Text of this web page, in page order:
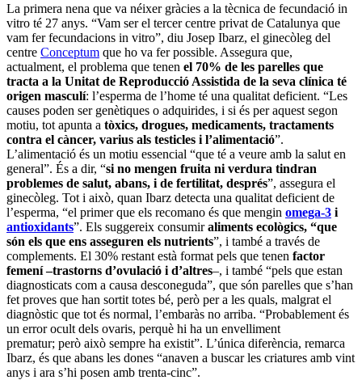
La primera nena que va néixer gràcies a la tècnica de fecundació in
vitro té 27 anys. “Vam ser el tercer centre privat de Catalunya que
vam fer fecundacions in vitro”, diu Josep Ibarz, el ginecòleg del
centre Conceptum que ho va fer possible. Assegura que,
actualment, el problema que tenen el 70% de les parelles que
tracta a la Unitat de Reproducció Assistida de la seva clínica té
origen masculí: l’esperma de l’home té una qualitat deficient. “Les
causes poden ser genètiques o adquirides, i si és per aquest segon
motiu, tot apunta a tòxics, drogues, medicaments, tractaments
contra el càncer, varius als testicles i l’alimentació”.
L’alimentació és un motiu essencial “que té a veure amb la salut en
general”. És a dir, “si no mengen fruita ni verdura tindran
problemes de salut, abans, i de fertilitat, després”, assegura el
ginecòleg. Tot i això, quan Ibarz detecta una qualitat deficient de
l’esperma, “el primer que els recomano és que mengin omega-3 i
antioxidants”. Els suggereix consumiraliments ecològics, “que
són els que ens asseguren els nutrients”, i també a través de
complements. El 30% restant està format pels que tenen factor
femení –trastorns d’ovulació i d’altres–, i també “pels que estan
diagnosticats com a causa desconeguda”, que són parelles que s’han
fet proves que han sortit totes bé, però per a les quals, malgrat el
diagnòstic que tot és normal, l’embaràs no arriba. “Probablement és
un error ocult dels ovaris, perquè hi ha un envelliment
prematur; però això sempre ha existit”. L’única diferència, remarca
Ibarz, és que abans les dones “anaven a buscar les criatures amb vint
anys i ara s’hi posen amb trenta-cinc”.